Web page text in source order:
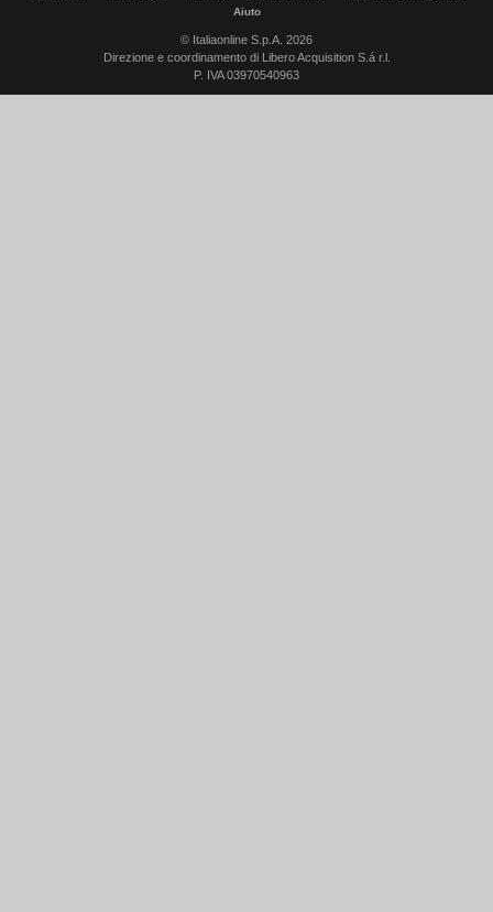
Aiuto
© Italiaonline S.p.A. 2026
Direzione e coordinamento di Libero Acquisition S.á r.l.
P. IVA 03970540963